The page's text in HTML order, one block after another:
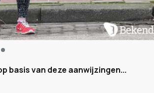
basis van deze aanwijzingen...